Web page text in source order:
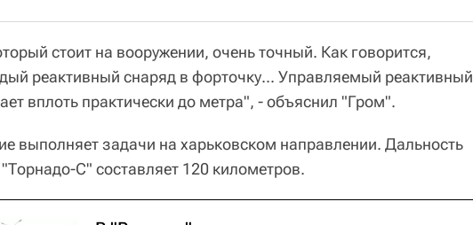
стоит на вооружении, очень точный. Как говорится,
реактивный снаряд в форточку... Управляемый реактивный
вплоть практически до метра", - объяснил "Гром".
выполняет задачи на харьковском направлении. Дальность
С" составляет 120 километров.